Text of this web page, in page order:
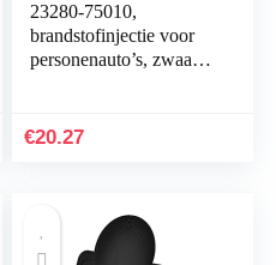
23280-75010,
brandstofinjectie voor
personenauto’s, zwaar
€20.27